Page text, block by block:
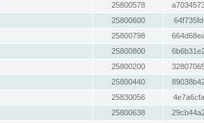
25800578
25800600
25800798
25800800
25800200
25800440
25830056
25800638